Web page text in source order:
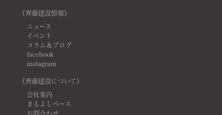
《齊藤建設情報》
ニュース
イベント
コラム＆ブログ
facebook
instagram
《齊藤建設について》
会社案内
まるよしベース
お問合わせ